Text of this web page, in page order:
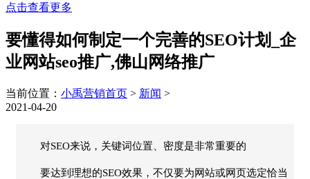
点击查看更多
要懂得如何制定一个完善的SEO计划_企
业网站seo推广,佛山网络推广
当前位置： 小禹营销首页 > 新闻 >
2021-04-20
对SEO来说，关键词位置、密度是非常重要的
要达到理想的SEO效果，不仅要为网站或网页选定恰当